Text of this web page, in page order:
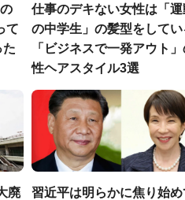
て
た
仕事のデキない女性は「
の中学生」の髪型をしてい
「ビジネスで一発アウト
性ヘアスタイル3選
廃 習近平は明らかに焦り始